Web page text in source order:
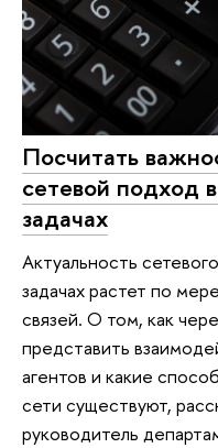
Посчитать
сетевой подход
задачах
Актуальность
задачах растет по
связей. О том, как
представить
агентов и какие
сети существуют,
руководитель